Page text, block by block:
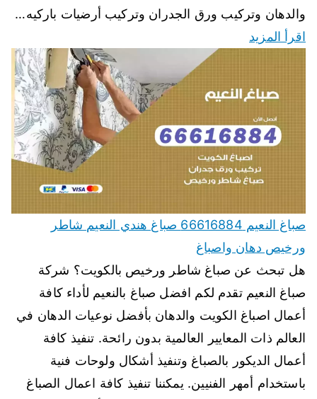
والدهان وتركيب ورق الجدران وتركيب أرضيات باركيه…
اقرأ المزيد
صباغ النعيم 66616884 صباغ هندي النعيم شاطر
ورخيص دهان واصباغ
هل تبحث عن صباغ شاطر ورخيص بالكويت؟ شركة
صباغ النعيم تقدم لكم افضل صباغ بالنعيم لأداء كافة
أعمال اصباغ الكويت والدهان بأفضل نوعيات الدهان في
العالم ذات المعايير العالمية بدون رائحة. تنفيذ كافة
أعمال الديكور بالصباغ وتنفيذ أشكال ولوحات فنية
باستخدام أمهر الفنيين. يمكننا تنفيذ كافة اعمال الصباغ